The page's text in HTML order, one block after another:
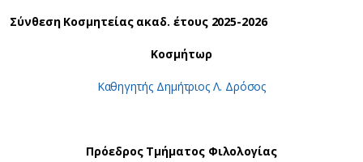
Σύνθεση Κοσμητείας ακαδ. έτους 2025-2026
Κοσμήτωρ
Καθηγητής Δημήτριος Λ. Δρόσος
Πρόεδρος Τμήματος Φιλολογίας